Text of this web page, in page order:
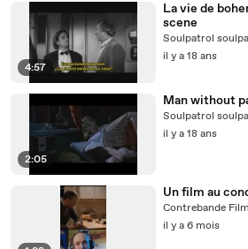
4:57
La vie de
scene
Soulpatrol
il y a 18 ans
2:05
Man without
Soulpatrol
il y a 18 ans
Un film au
Contrebande
il y a 6 mois